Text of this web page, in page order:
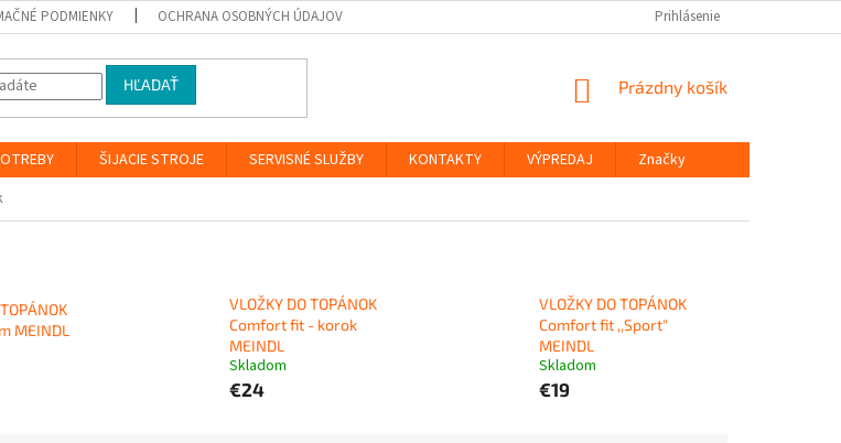
PODMIENKY OCHRANA OSOBNÝCH ÚDAJOV Prihlásenie
HĽADAŤ
NÁKUPNÝ
Prázdny košík
ŠIJACIE STROJE SERVISNÉ SLUŽBY KONTAKTY VÝPREDAJ
Značky
MEINDL
VLOŽKY DO TOPÁNOK
Comfort fit - korok
MEINDL
Skladom
€24
VLOŽKY DO TOPÁNOK
Comfort fit ,,Sport"
MEINDL
Skladom
€19